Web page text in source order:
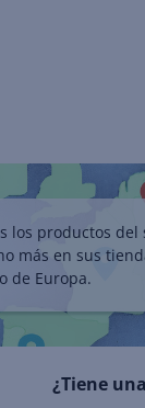
los productos
más en sus
de Europa.
¿Tiene